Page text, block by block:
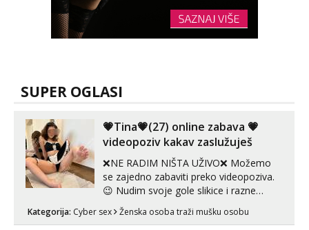
SUPER OGLASI
💗Tina💗(27) online zabava 💗
videopoziv kakav zaslužuješ
❌NE RADIM NIŠTA UŽIVO❌ Možemo
se zajedno zabaviti preko videopoziva.
😉 Nudim svoje gole slikice i razne
videouradke. 🤩 Za online zabavu pošalji
poruku na Whatsapp, Telegram ili Viber.
Kategorija: Cyber sex Ženska osoba traži mušku osobu